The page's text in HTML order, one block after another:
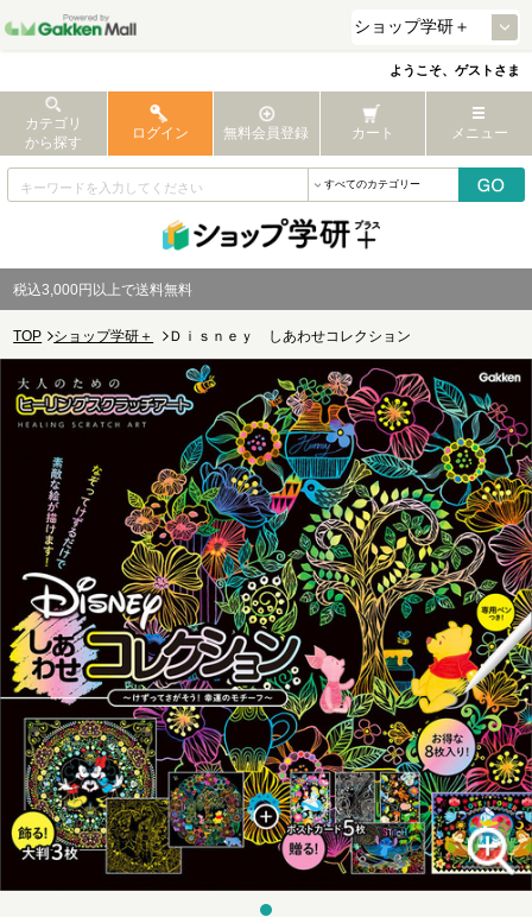
ようこそ、ゲストさま
カテゴリ
から探す
ログイン 無料会員登録 カート メニュー
税込3,000円以上で送料無料
TOP ショップ学研＋ Ｄｉｓｎｅｙ しあわせコレクション